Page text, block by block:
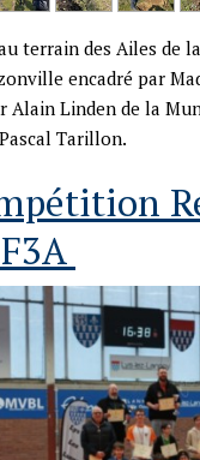
terrain des Ailes de
encadré par
Alain Linden de la
Tarillon.